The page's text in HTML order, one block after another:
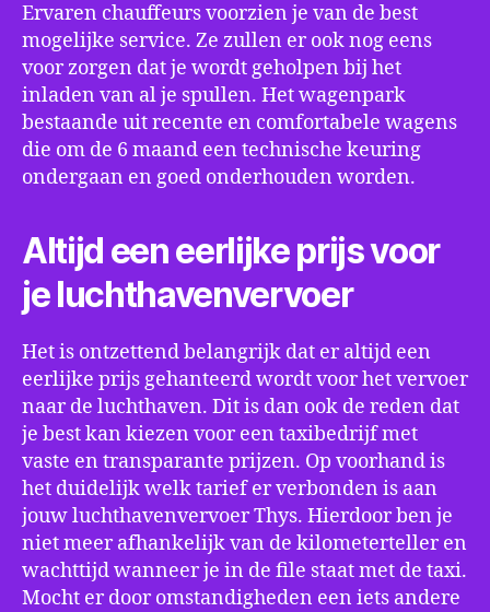
Ervaren chauffeurs voorzien je van de best
mogelijke service. Ze zullen er ook nog eens
voor zorgen dat je wordt geholpen bij het
inladen van al je spullen. Het wagenpark
bestaande uit recente en comfortabele wagens
die om de 6 maand een technische keuring
ondergaan en goed onderhouden worden.
Altijd een eerlijke prijs voor
je luchthavenvervoer
Het is ontzettend belangrijk dat er altijd een
eerlijke prijs gehanteerd wordt voor het vervoer
naar de luchthaven. Dit is dan ook de reden dat
je best kan kiezen voor een taxibedrijf met
vaste en transparante prijzen. Op voorhand is
het duidelijk welk tarief er verbonden is aan
jouw luchthavenvervoer Thys. Hierdoor ben je
niet meer afhankelijk van de kilometerteller en
wachttijd wanneer je in de file staat met de taxi.
Mocht er door omstandigheden een iets andere